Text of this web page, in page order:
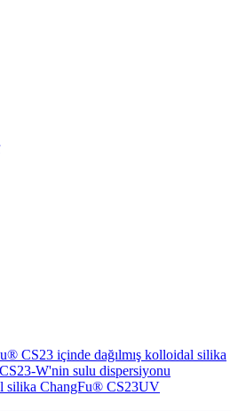
CS23 içinde dağılmış kolloidal silika
W'nin sulu dispersiyonu
silika ChangFu® CS23UV